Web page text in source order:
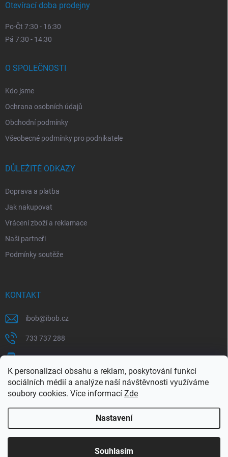
K personalizaci obsahu a reklam, poskytování funkcí
sociálních médií a analýze naší návštěvnosti využíváme
soubory cookies. Více informací Zde
Nastavení
Souhlasím
Využijte naší letní akce, kde na Vás čeká spousta
Otevírací doba prodejny
Po-Čt 7:30 - 16:30
Pá 7:30 - 14:30
O SPOLEČNOSTI
Kdo jsme
Ochrana osobních údajů
Obchodní podmínky
Všeobecné podmínky pro podnikatele
DŮLEŽITÉ ODKAZY
Doprava a platba
Jak nakupovat
Vrácení zboží a reklamace
Naši partneři
Podmínky soutěže
KONTAKT
ibob@ibob.cz
733 737 288
607 069 561
Sledujte nás na Facebooku !
ibob_s.r.o/